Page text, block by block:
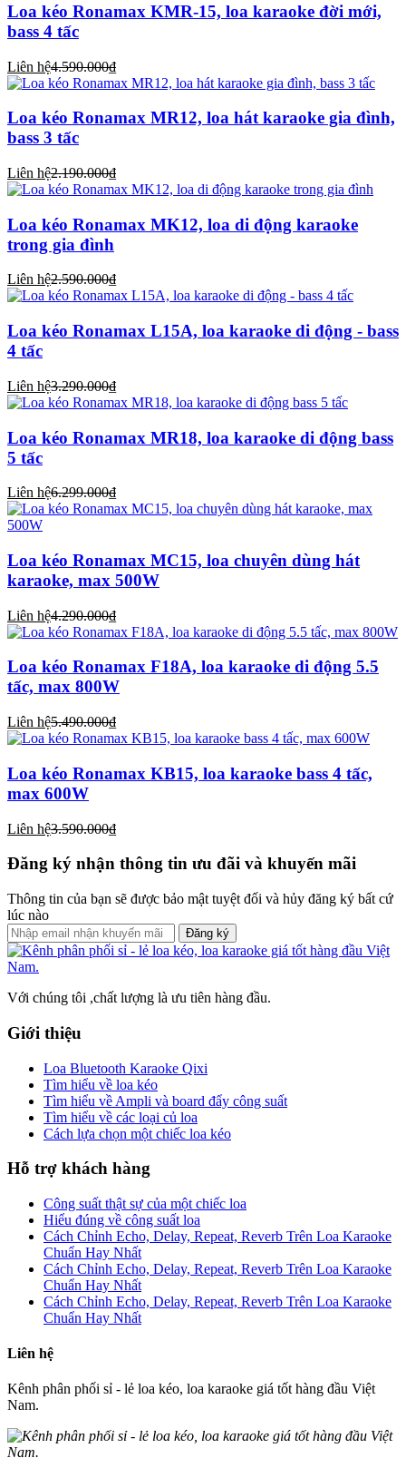
Loa kéo Ronamax KMR-15, loa karaoke đời mới,
bass 4 tấc
Liên hệ4.590.000₫
Loa kéo Ronamax MR12, loa hát karaoke gia đình,
bass 3 tấc
Liên hệ2.190.000₫
Loa kéo Ronamax MK12, loa di động karaoke
trong gia đình
Liên hệ2.590.000₫
Loa kéo Ronamax L15A, loa karaoke di động - bass
4 tấc
Liên hệ3.290.000₫
Loa kéo Ronamax MR18, loa karaoke di động bass
5 tấc
Liên hệ6.299.000₫
Loa kéo Ronamax MC15, loa chuyên dùng hát
karaoke, max 500W
Liên hệ4.290.000₫
Loa kéo Ronamax F18A, loa karaoke di động 5.5
tấc, max 800W
Liên hệ5.490.000₫
Loa kéo Ronamax KB15, loa karaoke bass 4 tấc,
max 600W
Liên hệ3.590.000₫
Đăng ký nhận thông tin ưu đãi và khuyến mãi
Thông tin của bạn sẽ được bảo mật tuyệt đối và hủy đăng ký bất cứ
lúc nào
Đăng ký
Với chúng tôi ,chất lượng là ưu tiên hàng đầu.
Giới thiệu
Loa Bluetooth Karaoke Qixi
Tìm hiểu về loa kéo
Tìm hiểu về Ampli và board đẩy công suất
Tìm hiểu về các loại củ loa
Cách lựa chọn một chiếc loa kéo
Hỗ trợ khách hàng
Công suất thật sự của một chiếc loa
Hiểu đúng về công suất loa
Cách Chỉnh Echo, Delay, Repeat, Reverb Trên Loa Karaoke
Chuẩn Hay Nhất
Cách Chỉnh Echo, Delay, Repeat, Reverb Trên Loa Karaoke
Chuẩn Hay Nhất
Cách Chỉnh Echo, Delay, Repeat, Reverb Trên Loa Karaoke
Chuẩn Hay Nhất
Liên hệ
Kênh phân phối sỉ - lẻ loa kéo, loa karaoke giá tốt hàng đầu Việt
Nam.